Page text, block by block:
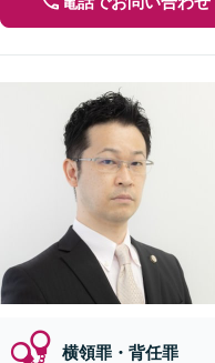
横領罪・背任罪